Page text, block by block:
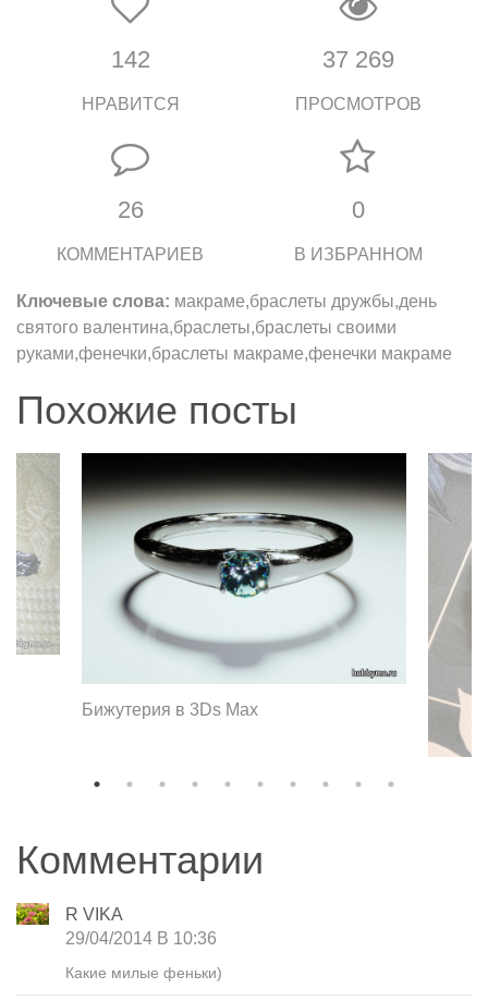
142
НРАВИТСЯ
37 269
ПРОСМОТРОВ
26
КОММЕНТАРИЕВ
0
В ИЗБРАННОМ
Ключевые слова: макраме,браслеты дружбы,день
святого валентина,браслеты,браслеты своими
руками,фенечки,браслеты макраме,фенечки макраме
Похожие посты
Бижутерия в 3Ds Max
Комментарии
R VIKA
29/04/2014 В 10:36
Какие милые феньки)